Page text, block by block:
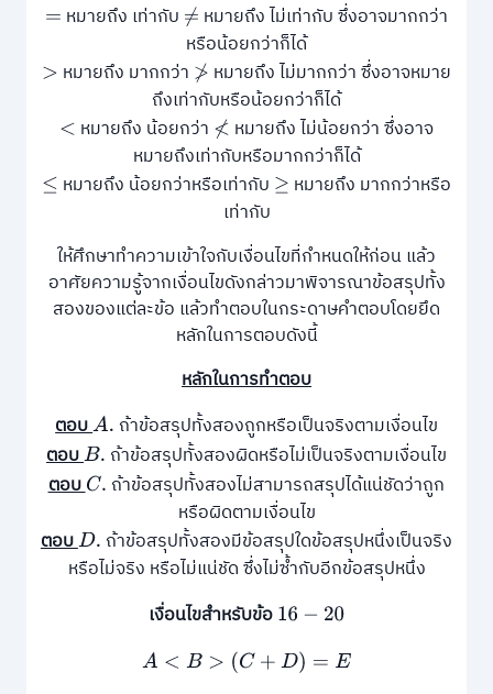
= หมายถึง เท่ากับ ≠ หมายถึง ไม่เท่ากับ ซึ่งอาจมากกว่า
หรือน้อยกว่าก็ได้
> หมายถึง มากกว่า ≯ หมายถึง ไม่มากกว่า ซึ่งอาจหมาย
ถึงเท่ากับหรือน้อยกว่าก็ได้
< หมายถึง น้อยกว่า ≮ หมายถึง ไม่น้อยกว่า ซึ่งอาจ
หมายถึงเท่ากับหรือมากกว่าก็ได้
≤ หมายถึง น้อยกว่าหรือเท่ากับ ≥ หมายถึง มากกว่าหรือ
เท่ากับ
ให้ศึกษาทําความเข้าใจกับเงื่อนไขที่กําหนดให้ก่อน แล้ว
อาศัยความรู้จากเงื่อนไขดังกล่าวมาพิจารณาข้อสรุปทั้ง
สองของแต่ละข้อ แล้วทำตอบในกระดาษคำตอบโดยยึด
หลักในการตอบดังนี้
หลักในการทำตอบ
ตอบA. ถ้าข้อสรุปทั้งสองถูกหรือเป็นจริงตามเงื่อนไข
ตอบB. ถ้าข้อสรุปทั้งสองผิดหรือไม่เป็นจริงตามเงื่อนไข
ตอบC. ถ้าข้อสรุปทั้งสองไม่สามารถสรุปได้แน่ชัดว่าถูก
หรือผิดตามเงื่อนไข
ตอบD. ถ้าข้อสรุปทั้งสองมีข้อสรุปใดข้อสรุปหนึ่งเป็นจริง
หรือไม่จริง หรือไม่แน่ชัด ซึ่งไม่ซ้ำกับอีกข้อสรุปหนึ่ง
เงื่อนไขสําหรับข้อ16 −20
A< B>(C +D =E